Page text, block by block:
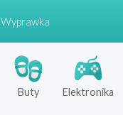
Wyprawka
Buty Elektronika